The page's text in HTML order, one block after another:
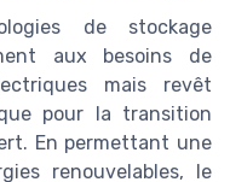
de stockage
aux besoins de
mais revêt
pour la transition
En permettant une
renouvelables, le